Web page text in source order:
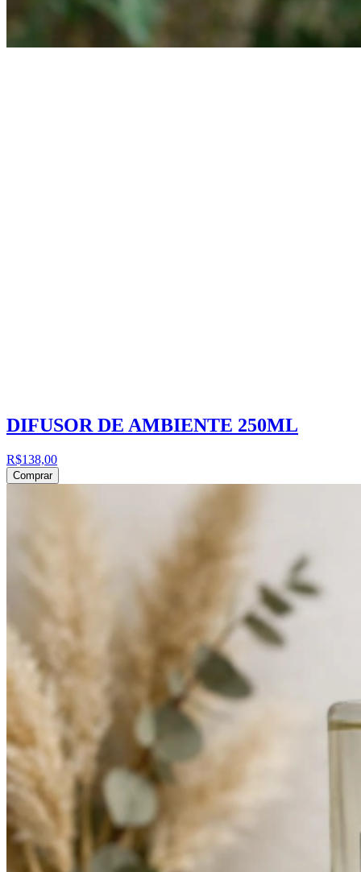
DIFUSOR DE AMBIENTE 250ML
R$138,00
Comprar